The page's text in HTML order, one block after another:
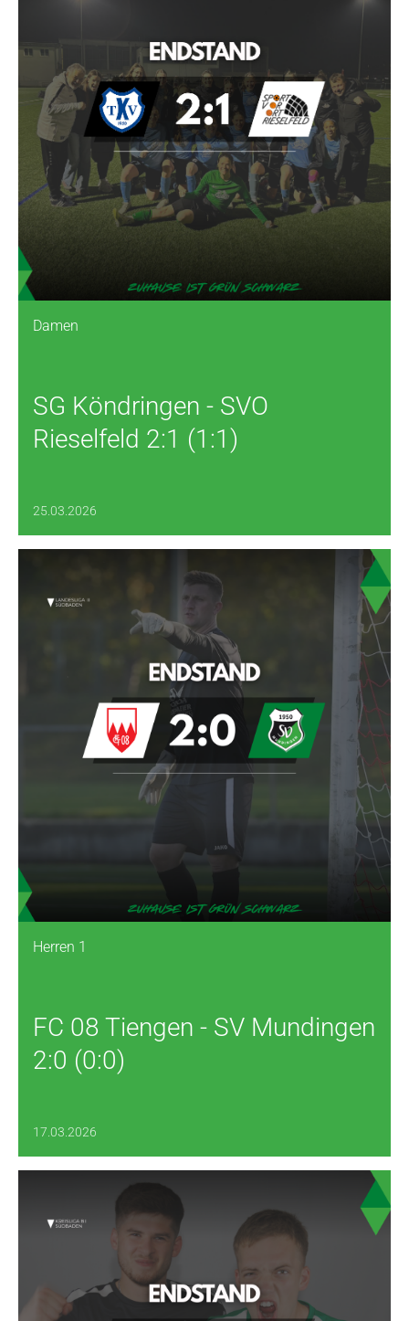
Damen
SG Köndringen - SVO
Rieselfeld 2:1 (1:1)
25.03.2026
Herren 1
FC 08 Tiengen - SV Mundingen
2:0 (0:0)
17.03.2026